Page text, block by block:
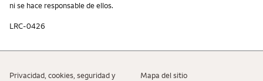
ni se hace responsable de ellos.
LRC-0426
Privacidad, cookies, seguridad y
Mapa del sitio